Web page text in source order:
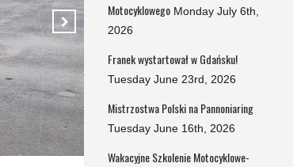
Motocyklowego Monday July 6th,
2026
Franek wystartował w Gdańsku!
Tuesday June 23rd, 2026
Mistrzostwa Polski na Pannoniaring
Tuesday June 16th, 2026
Wakacyjne Szkolenie Motocyklowe-